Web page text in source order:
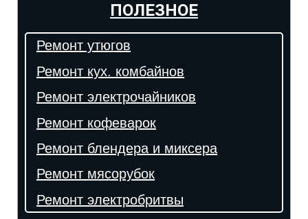
ПОЛЕЗНОЕ
Ремонт утюгов
Ремонт кух. комбайнов
Ремонт электрочайников
Ремонт кофеварок
Ремонт блендера и миксера
Ремонт мясорубок
Ремонт электробритвы